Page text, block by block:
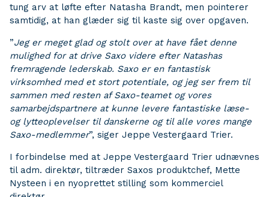
tung arv at løfte efter Natasha Brandt, men pointerer
samtidig, at han glæder sig til kaste sig over opgaven.
”Jeg er meget glad og stolt over at have fået denne
mulighed for at drive Saxo videre efter Natashas
fremragende lederskab. Saxo er en fantastisk
virksomhed med et stort potentiale, og jeg ser frem til
sammen med resten af Saxo-teamet og vores
samarbejdspartnere at kunne levere fantastiske læse-
og lytteoplevelser til danskerne og til alle vores mange
Saxo-medlemmer”, siger Jeppe Vestergaard Trier.
I forbindelse med at Jeppe Vestergaard Trier udnævnes
til adm. direktør, tiltræder Saxos produktchef, Mette
Nysteen i en nyoprettet stilling som kommerciel